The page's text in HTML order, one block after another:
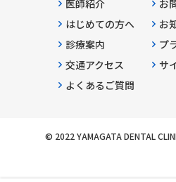
医師紹介
はじめての方へ
診療案内
交通アクセス
よくあるご質問
お
お
プ
サ
© 2022 YAMAGATA DENTAL